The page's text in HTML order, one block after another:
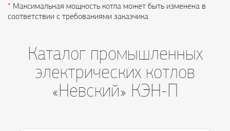
* Максимальная мощность котла может быть изменена в
соответствии с требованиями заказчика
Каталог промышленных
электрических котлов
«Невский» КЭН-П